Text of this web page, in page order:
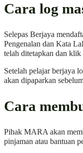
Cara log
Selepas Berjaya
Pengenalan dan Kata
telah ditetapkan dan klik
Setelah pelajar berjaya
akan dipaparkan
Cara
Pihak MARA akan
pinjaman atau bantuan